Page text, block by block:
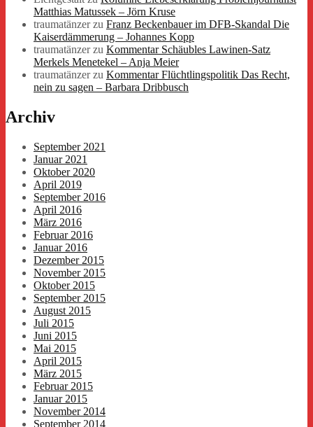
Matthias Matussek – Jörn Kruse
traumatänzerzu Franz Beckenbauer im DFB-Skandal Die
Kaiserdämmerung – Johannes Kopp
traumatänzerzu Kommentar Schäubles Lawinen-Satz
Merkels Menetekel – Anja Meier
traumatänzerzu Kommentar Flüchtlingspolitik Das Recht,
nein zu sagen – Barbara Dribbusch
Archiv
September 2021
Januar 2021
Oktober 2020
April 2019
September 2016
April 2016
März 2016
Februar 2016
Januar 2016
Dezember 2015
November 2015
Oktober 2015
September 2015
August 2015
Juli 2015
Juni 2015
Mai 2015
April 2015
März 2015
Februar 2015
Januar 2015
November 2014
September 2014